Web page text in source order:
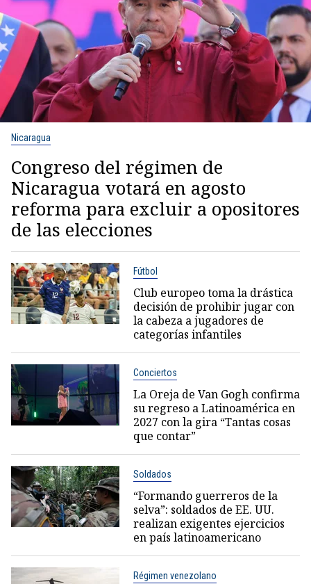
Nicaragua
Congreso del régimen de
Nicaragua votará en agosto
reforma para excluir a opositores
de las elecciones
Fútbol
Club europeo toma la drástica
decisión de prohibir jugar con
la cabeza a jugadores de
categorías infantiles
Conciertos
La Oreja de Van Gogh confirma
su regreso a Latinoamérica en
2027 con la gira “Tantas cosas
que contar”
Soldados
“Formando guerreros de la
selva”: soldados de EE. UU.
realizan exigentes ejercicios
en país latinoamericano
Régimen venezolano